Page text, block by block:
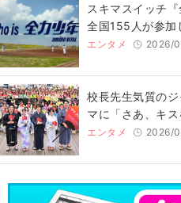
スキマスイッチ
全国155人が参加
エンタメ 2026/
校長先生気質の
マに「さあ、キス
エンタメ 2026/